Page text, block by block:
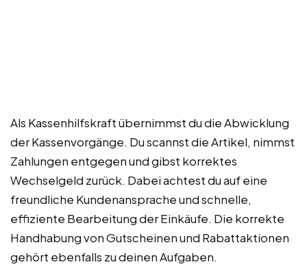
Als Kassenhilfskraft übernimmst du die Abwicklung
der Kassenvorgänge. Du scannst die Artikel, nimmst
Zahlungen entgegen und gibst korrektes
Wechselgeld zurück. Dabei achtest du auf eine
freundliche Kundenansprache und schnelle,
effiziente Bearbeitung der Einkäufe. Die korrekte
Handhabung von Gutscheinen und Rabattaktionen
gehört ebenfalls zu deinen Aufgaben.